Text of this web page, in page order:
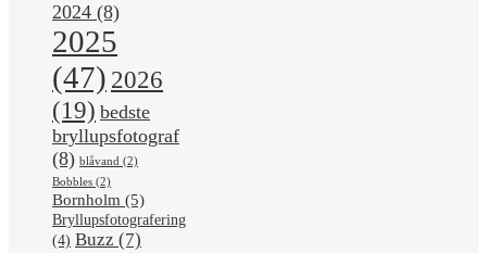
2024 (8)
2025
(47) 2026
(19) bedste
bryllupsfotograf
(8) blåvand (2)
Bobbles (2)
Bornholm (5)
Bryllupsfotografering
(4) Buzz (7)